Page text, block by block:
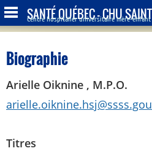
SANTÉ QUÉBEC - CHU
Centre hospitalier universitaire mère-enfant
Biographie
Arielle Oiknine , M.P.O.
Titres